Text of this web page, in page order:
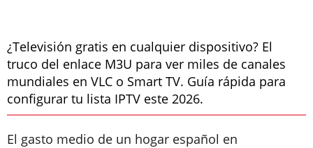
¿Televisión gratis en cualquier dispositivo? El
truco del enlace M3U para ver miles de canales
mundiales en VLC o Smart TV. Guía rápida para
configurar tu lista IPTV este 2026.
El gasto medio de un hogar español en